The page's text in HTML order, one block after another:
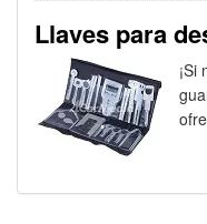
Llaves para
¡Si